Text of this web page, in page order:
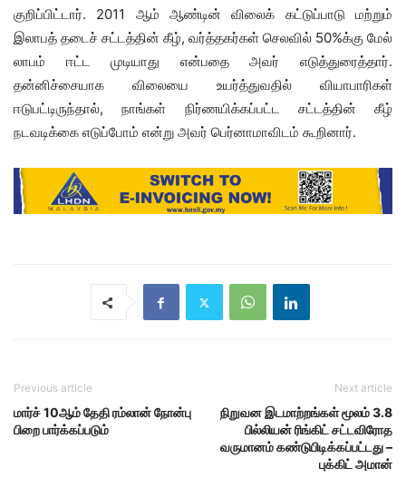
குறிப்பிட்டார். 2011 ஆம் ஆண்டின் விலைக் கட்டுப்பாடு மற்றும்
இலாபத் தடைச் சட்டத்தின் கீழ், வர்த்தகர்கள் செலவில் 50%க்கு மேல்
லாபம் ஈட்ட முடியாது என்பதை அவர் எடுத்துரைத்தார்.
தன்னிச்சையாக விலையை உயர்த்துவதில் வியாபாரிகள்
ஈடுபட்டிருந்தால், நாங்கள் நிர்ணயிக்கப்பட்ட சட்டத்தின் கீழ்
நடவடிக்கை எடுப்போம் என்று அவர் பெர்னாமாவிடம் கூறினார்.
Previous article
மார்ச் 10ஆம் தேதி ரம்லான் நோன்பு
பிறை பார்க்கப்படும்
Next article
நிறுவன இடமாற்றங்கள் மூலம் 3.8
பில்லியன் ரிங்கிட் சட்டவிரோத
வருமானம் கண்டுபிடிக்கப்பட்டது –
புக்கிட் அமான்